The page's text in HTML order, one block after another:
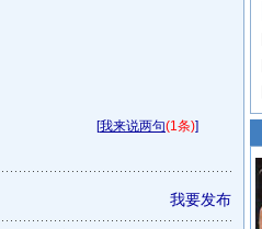
[我来说两句(1条)]
我要发布